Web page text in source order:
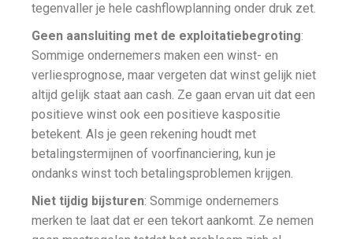
tegenvaller je hele cashflowplanning onder druk zet.
Geen aansluiting met de exploitatiebegroting:
Sommige ondernemers maken een winst- en
verliesprognose, maar vergeten dat winst gelijk niet
altijd gelijk staat aan cash. Ze gaan ervan uit dat een
positieve winst ook een positieve kaspositie
betekent. Als je geen rekening houdt met
betalingstermijnen of voorfinanciering, kun je
ondanks winst toch betalingsproblemen krijgen.
Niet tijdig bijsturen: Sommige ondernemers
merken te laat dat er een tekort aankomt. Ze nemen